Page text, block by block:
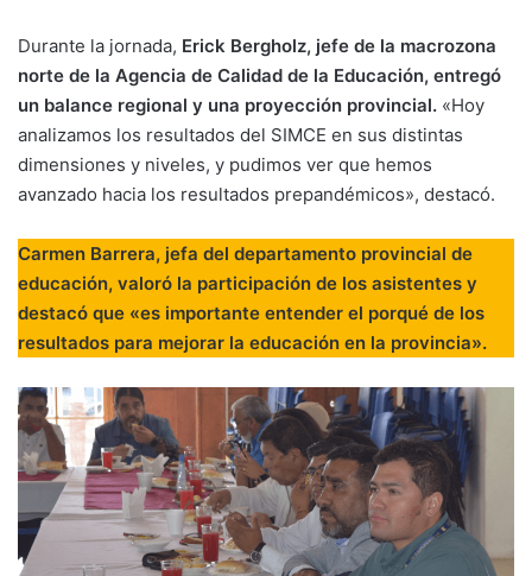
Durante la jornada, Erick Bergholz, jefe de la macrozona
norte de la Agencia de Calidad de la Educación, entregó
un balance regional y una proyección provincial. «Hoy
analizamos los resultados del SIMCE en sus distintas
dimensiones y niveles, y pudimos ver que hemos
avanzado hacia los resultados prepandémicos», destacó.
Carmen Barrera, jefa del departamento provincial de
educación, valoró la participación de los asistentes y
destacó que «es importante entender el porqué de los
resultados para mejorar la educación en la provincia».